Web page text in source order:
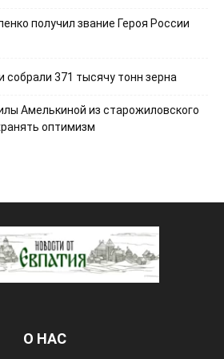
получил звание Героя России
собрали 371 тысячу тонн зерна
Амелькиной из старожиловского
оптимизм
О НАС